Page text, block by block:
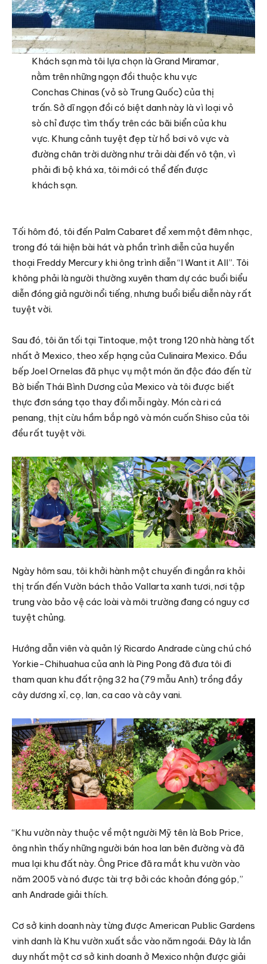
Khách sạn mà tôi lựa chọn là Grand Miramar,
nằm trên những ngọn đồi thuộc khu vực
Conchas Chinas (vỏ sò Trung Quốc) của thị
trấn. Sở dĩ ngọn đồi có biệt danh này là vì loại vỏ
sò chỉ được tìm thấy trên các bãi biển của khu
vực. Khung cảnh tuyệt đẹp từ hồ bơi vô vực và
đường chân trời dường như trải dài đến vô tận, vì
phải đi bộ khá xa, tôi mới có thể đến được
khách sạn.
Tối hôm đó, tôi đến Palm Cabaret để xem một đêm nhạc,
trong đó tái hiện bài hát và phần trình diễn của huyền
thoại Freddy Mercury khi ông trình diễn “I Want it All”. Tôi
không phải là người thường xuyên tham dự các buổi biểu
diễn đóng giả người nổi tiếng, nhưng buổi biểu diễn này rất
tuyệt vời.
Sau đó, tôi ăn tối tại Tintoque, một trong 120 nhà hàng tốt
nhất ở Mexico, theo xếp hạng của Culinaira Mexico. Đầu
bếp Joel Ornelas đã phục vụ một món ăn độc đáo đến từ
Bờ biển Thái Bình Dương của Mexico và tôi được biết
thực đơn sáng tạo thay đổi mỗi ngày. Món cà ri cá
penang, thịt cừu hầm bắp ngô và món cuốn Shiso của tôi
đều rất tuyệt vời.
Ngày hôm sau, tôi khởi hành một chuyến đi ngắn ra khỏi
thị trấn đến Vườn bách thảo Vallarta xanh tươi, nơi tập
trung vào bảo vệ các loài và môi trường đang có nguy cơ
tuyệt chủng.
Hướng dẫn viên và quản lý Ricardo Andrade cùng chú chó
Yorkie-Chihuahua của anh là Ping Pong đã đưa tôi đi
tham quan khu đất rộng 32 ha (79 mẫu Anh) trồng đầy
cây dương xỉ, cọ, lan, ca cao và cây vani.
“Khu vườn này thuộc về một người Mỹ tên là Bob Price,
ông nhìn thấy những người bán hoa lan bên đường và đã
mua lại khu đất này. Ông Price đã ra mắt khu vườn vào
năm 2005 và nó được tài trợ bởi các khoản đóng góp,”
anh Andrade giải thích.
Cơ sở kinh doanh này từng được American Public Gardens
vinh danh là Khu vườn xuất sắc vào năm ngoái. Đây là lần
duy nhất một cơ sở kinh doanh ở Mexico nhận được giải